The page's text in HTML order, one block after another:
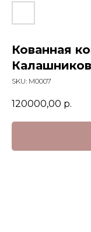
Кованная
SKU: M0007
120000,00 р.